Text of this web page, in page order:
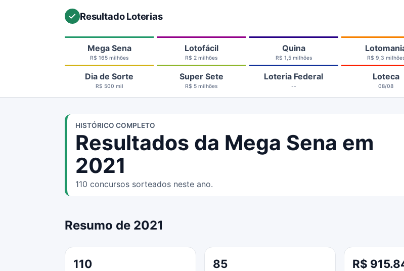
Resultado Loterias
Mega Sena
R$ 165 milhões
Lotofácil
R$ 2 milhões
Quina
R$ 1,5 milhões R$ 9,3
Dia de Sorte
R$ 500 mil
Super Sete
R$ 5 milhões
Loteria Federal
--
Loteca
08/08
HISTÓRICO COMPLETO
Resultados da Mega Sena em
2021
110 concursos sorteados neste ano.
Resumo de 2021
110 85 R$